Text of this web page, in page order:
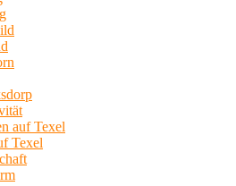
auf Texel
Texel